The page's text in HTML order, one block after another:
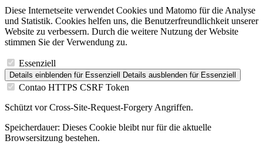
Diese Internetseite verwendet Cookies und Matomo für die Analyse
und Statistik. Cookies helfen uns, die Benutzerfreundlichkeit unserer
Website zu verbessern. Durch die weitere Nutzung der Website
stimmen Sie der Verwendung zu.
Essenziell
Details einblenden für Essenziell Details ausblenden für Essenziell
Contao HTTPS CSRF Token
Schützt vor Cross-Site-Request-Forgery Angriffen.
Speicherdauer: Dieses Cookie bleibt nur für die aktuelle
Browsersitzung bestehen.